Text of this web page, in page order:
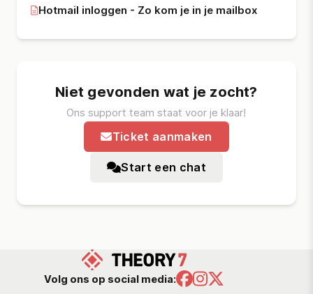
Hotmail inloggen - Zo kom je in je mailbox
Niet gevonden wat je zocht?
Ons support team staat voor je klaar!
Ticket aanmaken
Start een chat
Volg ons op social media: